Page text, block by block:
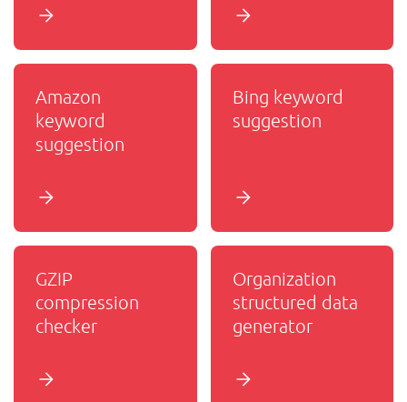
Amazon
keyword
suggestion
Bing keyword
suggestion
GZIP
compression
checker
Organization
structured data
generator